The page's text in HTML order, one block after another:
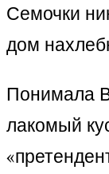
Семочки
дом
Понимала
лакомый